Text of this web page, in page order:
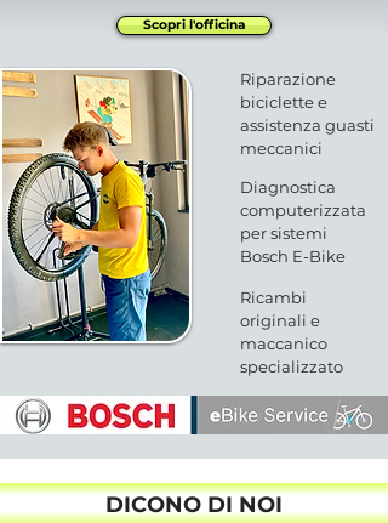
Scopri l'officina
Riparazione
biciclette e
assistenza guasti
meccanici
Diagnostica
computerizzata
per sistemi
Bosch E-Bike
Ricambi
originali e
maccanico
specializzato
DICONO DI NOI